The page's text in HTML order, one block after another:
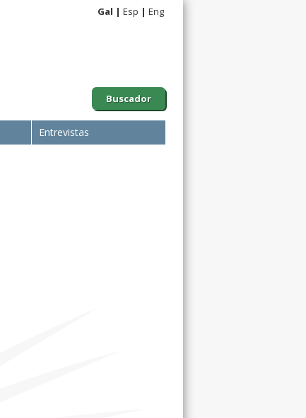
Buscador
Gal Esp Eng
Entrevistas